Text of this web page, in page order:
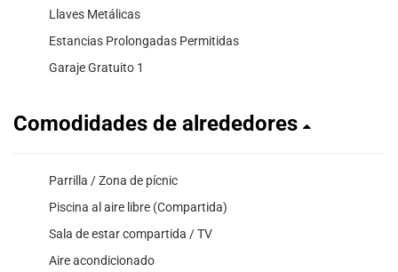
Llaves Metálicas
Estancias Prolongadas Permitidas
Garaje Gratuito 1
Comodidades de alrededores
Parrilla / Zona de pícnic
Piscina al aire libre (Compartida)
Sala de estar compartida / TV
Aire acondicionado